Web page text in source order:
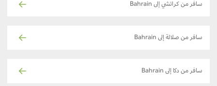
سافر من كراتشي إلى Bahrain
سافر من صلالة إلى Bahrain
سافر من دكا إلى Bahrain